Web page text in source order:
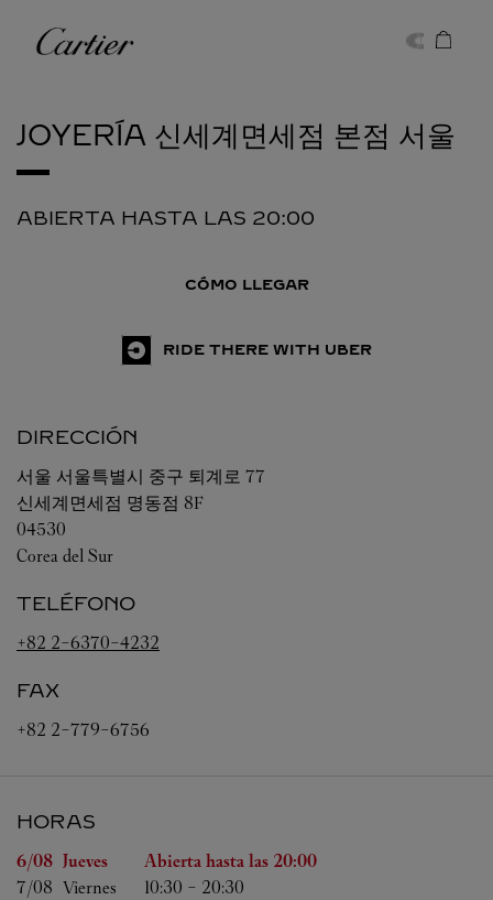
Cartier
JOYERÍA 신세계면세점 본점 서울
ABIERTA HASTA LAS 20:00
CÓMO LLEGAR
RIDE THERE WITH UBER
DIRECCIÓN
서울 서울특별시 중구 퇴계로 77
신세계면세점 명동점 8F
04530
Corea del Sur
TELÉFONO
+82 2-6370-4232
FAX
+82 2-779-6756
HORAS
Día de la semana Horas
6/08 Jueves Abierta hasta las 20:00
7/08 Viernes 10:30 - 20:30